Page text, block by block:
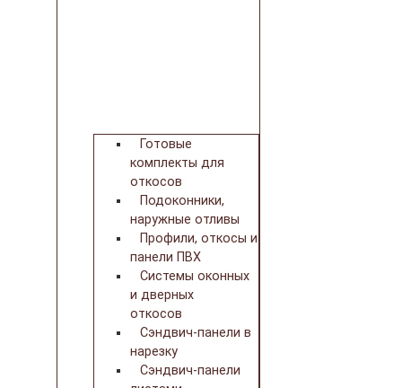
Готовые
комплекты для
откосов
Подоконники,
наружные отливы
Профили, откосы и
панели ПВХ
Системы оконных
и дверных
откосов
Сэндвич-панели в
нарезку
Сэндвич-панели